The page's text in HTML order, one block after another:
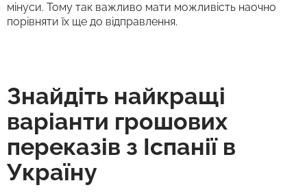
мінуси. Тому так важливо мати можливість наочно
порівняти їх ще до відправлення.
Знайдіть найкращі
варіанти грошових
переказів з Іспанії в
Україну